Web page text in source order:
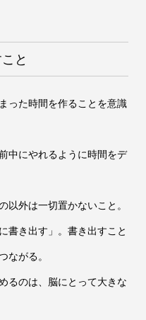
と
った時間を作ることを意識
中にやれるように時間をデ
以外は一切置かないこと。
書き出す」。書き出すこと
ながる。
るのは、脳にとって大きな